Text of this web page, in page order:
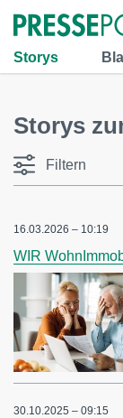
Storys
Storys
Filtern
16.03.2026 – 10:19
WIR
30.10.2025 – 09:15